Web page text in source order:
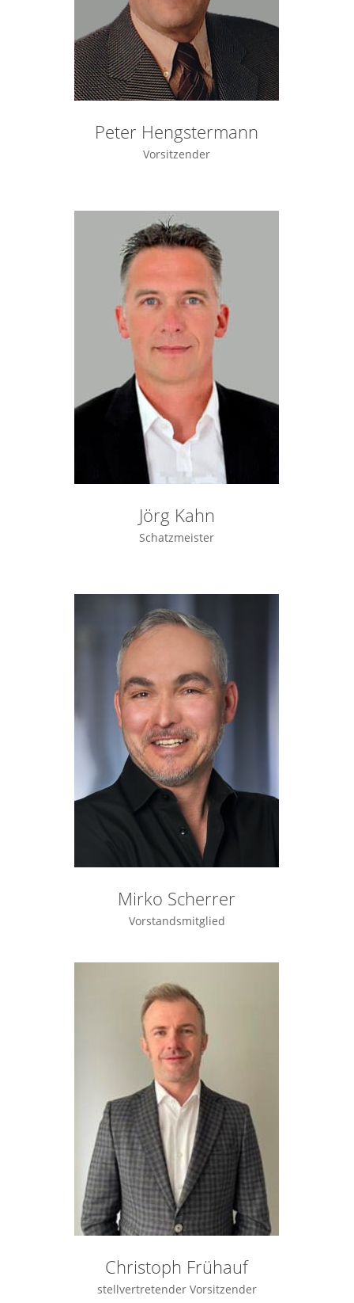
Peter Hengstermann
Vorsitzender
Jörg Kahn
Schatzmeister
Mirko Scherrer
Vorstandsmitglied
Christoph Frühauf
stellvertretender Vorsitzender